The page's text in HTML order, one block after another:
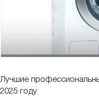
Лучшие
2025 году